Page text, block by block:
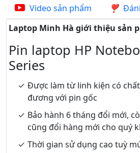
Video sản phẩm
Laptop Minh Hà giới thiệu sản
Pin laptop HP
Series
Được làm từ linh kiện có
đương với pin gốc
Bảo hành 6 tháng đổi mới,
cũng đổi hàng mới cho quý
Thời gian sử dụng cao tuỳ